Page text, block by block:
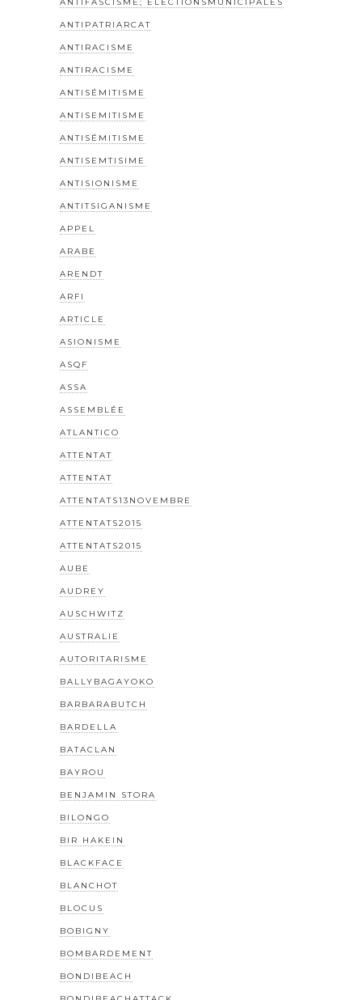
ANTIFASCISME; ELECTIONSMUNICIPALES
ANTIPATRIARCAT
ANTIRACISME
ANTIRACISME
ANTISÉMITISME
ANTISEMITISME
ANTISÉMITISME
ANTISEMTISIME
ANTISIONISME
ANTITSIGANISME
APPEL
ARABE
ARENDT
ARFI
ARTICLE
ASIONISME
ASQF
ASSA
ASSEMBLÉE
ATLANTICO
ATTENTAT
ATTENTAT
ATTENTATS13NOVEMBRE
ATTENTATS2015
ATTENTATS2015
AUBE
AUDREY
AUSCHWITZ
AUSTRALIE
AUTORITARISME
BALLYBAGAYOKO
BARBARABUTCH
BARDELLA
BATACLAN
BAYROU
BENJAMIN STORA
BILONGO
BIR HAKEIN
BLACKFACE
BLANCHOT
BLOCUS
BOBIGNY
BOMBARDEMENT
BONDIBEACH